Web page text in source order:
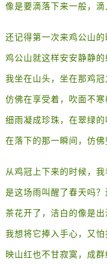
像是要滴落下来一般，
还记得第一次来鸡公山
鸡公山就这样安安静静
我坐在山头，坐在那鸡
仿佛在享受着，吹面不
细雨凝成珍珠，在翠绿
在落下的那一瞬间，仿
从鸡冠上下来的时候，
是这场雨叫醒了春天吗
茶花开了，洁白的像是
我想将它捧入手心，又
映山红也不甘寂寞，成